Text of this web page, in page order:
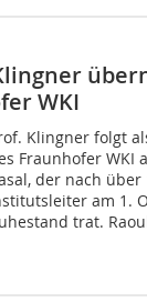
WKI
Klingner folgt
Fraunhofer WKI
der nach über
am 1.
trat.